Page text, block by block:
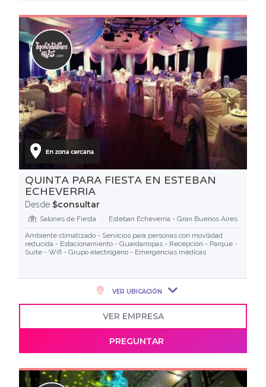
QUINTA PARA FIESTA EN ESTEBAN
ECHEVERRIA
Desde $consultar
Salones de Fiesta
Esteban Echeverria - Gran Buenos Aires
Ambiente climatizado - Servicios para personas con movilidad
reducida - Estacionamiento - Guardarropas - Recepción - Parque -
Suite - Wifi - Grupo electrógeno - Emergencias médicas
VER UBICACIÓN
VER EMPRESA
PREGUNTAR